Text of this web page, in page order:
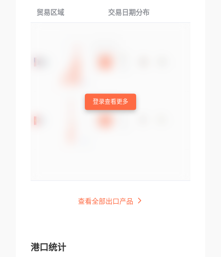
贸易区域 交易日期分布
登录查看更多
查看全部出口产品
港口统计